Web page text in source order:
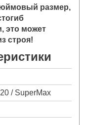
размер,
это может
строя!
/ SuperMax